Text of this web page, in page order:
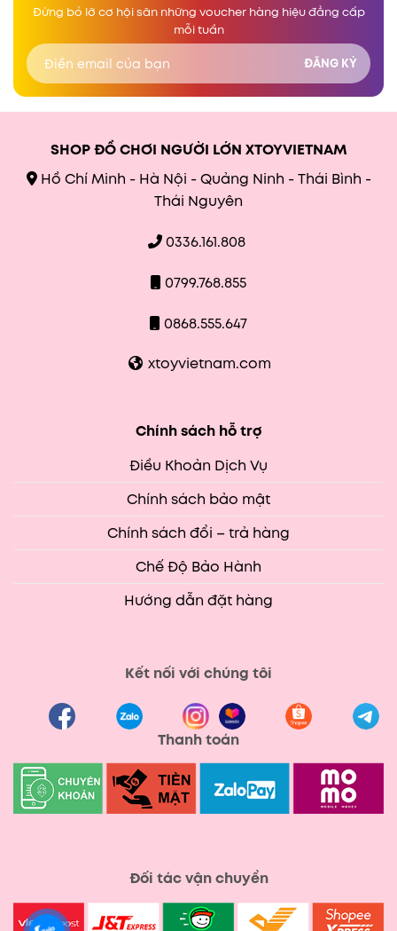
Đừng bỏ lỡ cơ hội săn những voucher hàng hiệu đẳng cấp
mỗi tuần
SHOP ĐỒ CHƠI NGƯỜI LỚN XTOYVIETNAM
Hồ Chí Minh - Hà Nội - Quảng Ninh - Thái Bình -
Thái Nguyên
0336.161.808
0799.768.855
0868.555.647
xtoyvietnam.com
Chính sách hỗ trợ
Điều Khoản Dịch Vụ
Chính sách bảo mật
Chính sách đổi – trả hàng
Chế Độ Bảo Hành
Hướng dẫn đặt hàng
Kết nối với chúng tôi
Thanh toán
Đối tác vận chuyển